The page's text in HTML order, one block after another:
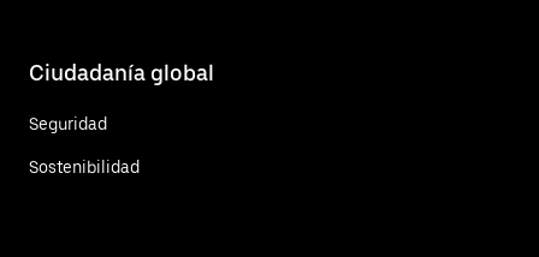
Ciudadanía global
Seguridad
Sostenibilidad